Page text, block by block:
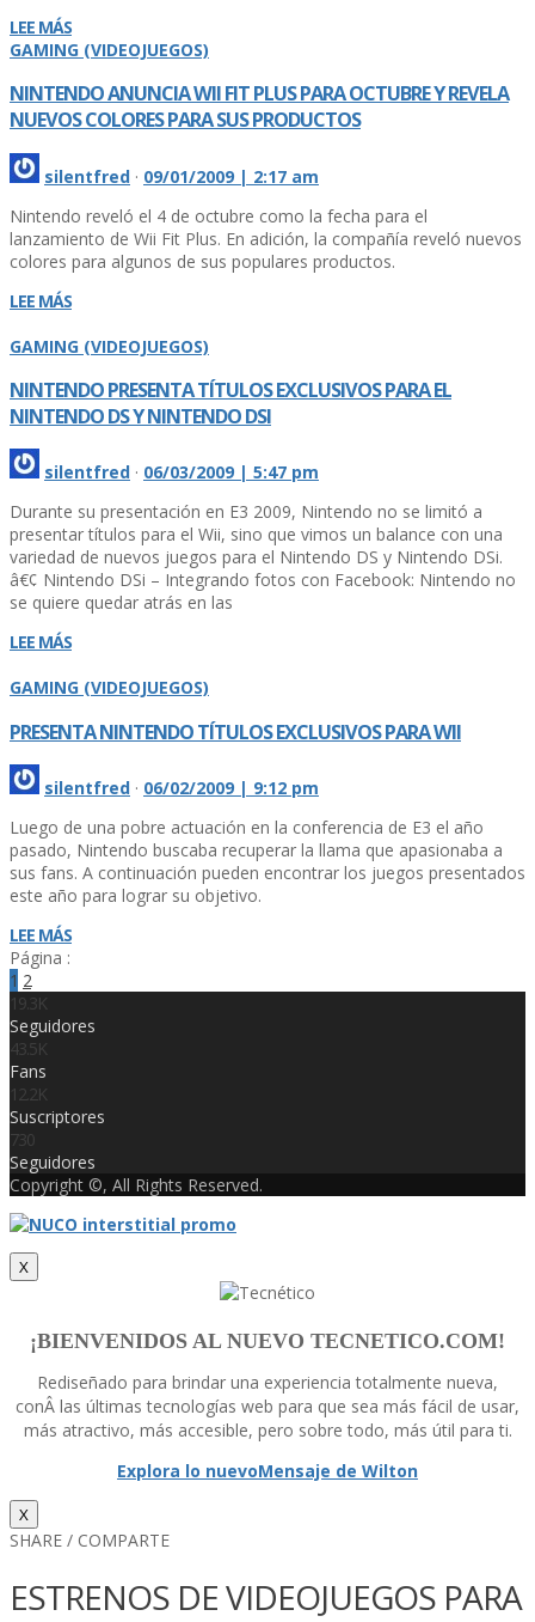
LEE MÁS
GAMING (VIDEOJUEGOS)
NINTENDO ANUNCIA WII FIT PLUS PARA OCTUBRE Y REVELA
NUEVOS COLORES PARA SUS PRODUCTOS
silentfred · 09/01/2009 | 2:17 am
Nintendo reveló el 4 de octubre como la fecha para el
lanzamiento de Wii Fit Plus. En adición, la compañí­a reveló nuevos
colores para algunos de sus populares productos.
LEE MÁS
GAMING (VIDEOJUEGOS)
NINTENDO PRESENTA TÍ­TULOS EXCLUSIVOS PARA EL
NINTENDO DS Y NINTENDO DSI
silentfred · 06/03/2009 | 5:47 pm
Durante su presentación en E3 2009, Nintendo no se limitó a
presentar tí­tulos para el Wii, sino que vimos un balance con una
variedad de nuevos juegos para el Nintendo DS y Nintendo DSi.
â€¢ Nintendo DSi – Integrando fotos con Facebook: Nintendo no
se quiere quedar atrás en las
LEE MÁS
GAMING (VIDEOJUEGOS)
PRESENTA NINTENDO TÍ­TULOS EXCLUSIVOS PARA WII
silentfred · 06/02/2009 | 9:12 pm
Luego de una pobre actuación en la conferencia de E3 el año
pasado, Nintendo buscaba recuperar la llama que apasionaba a
sus fans. A continuación pueden encontrar los juegos presentados
este año para lograr su objetivo.
LEE MÁS
Página :
1 2
19.3K
Seguidores
43.5K
Fans
12.2K
Suscriptores
730
Seguidores
Copyright ©, All Rights Reserved.
X
¡BIENVENIDOS AL NUEVO TECNETICO.COM!
Rediseñado para brindar una experiencia totalmente nueva,
conÂ las últimas tecnologí­as web para que sea más fácil de usar,
más atractivo, más accesible, pero sobre todo, más útil para ti.
Explora lo nuevoMensaje de Wilton
X
SHARE / COMPARTE
ESTRENOS DE VIDEOJUEGOS PARA